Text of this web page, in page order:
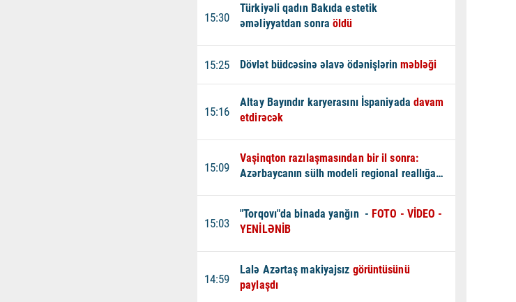
15:30
Türkiyəli qadın Bakıda estetik
əməliyyatdan sonraöldü
15:25 Dövlət büdcəsinə əlavə ödənişlərinməbləği
15:16
Altay Bayındır karyerasını İspaniyada davam
etdirəcək
15:09
Vaşinqton razılaşmasından bir il sonra:
Azərbaycanın sülh modeli regional reallığa
15:03
"Torqovı"da binada yanğın - FOTO - VİDEO -
YENİLƏNİB
14:59
Lalə Azərtaş makiyajsız görüntüsünü
paylaşdı